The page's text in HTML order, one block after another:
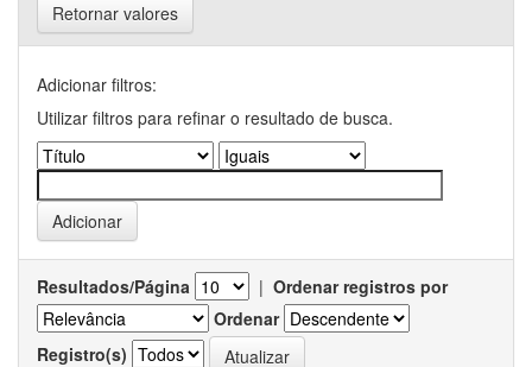
Retornar valores
Adicionar filtros:
Utilizar filtros para refinar o resultado de busca.
Resultados/Página | Ordenar registros por
Ordenar
Registro(s)